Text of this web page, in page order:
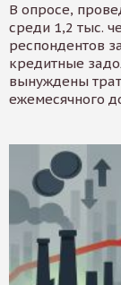
В опросе,
среди 1,2 тыс.
респондентов
кредитные
вынуждены
ежемесячного